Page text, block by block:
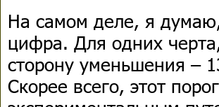
На самом деле, я
цифра. Для одних
сторону уменьшения –
Скорее всего, этот